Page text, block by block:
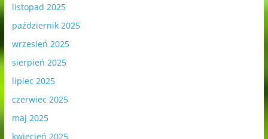
listopad 2025
październik 2025
wrzesień 2025
sierpień 2025
lipiec 2025
czerwiec 2025
maj 2025
kwiecień 2025